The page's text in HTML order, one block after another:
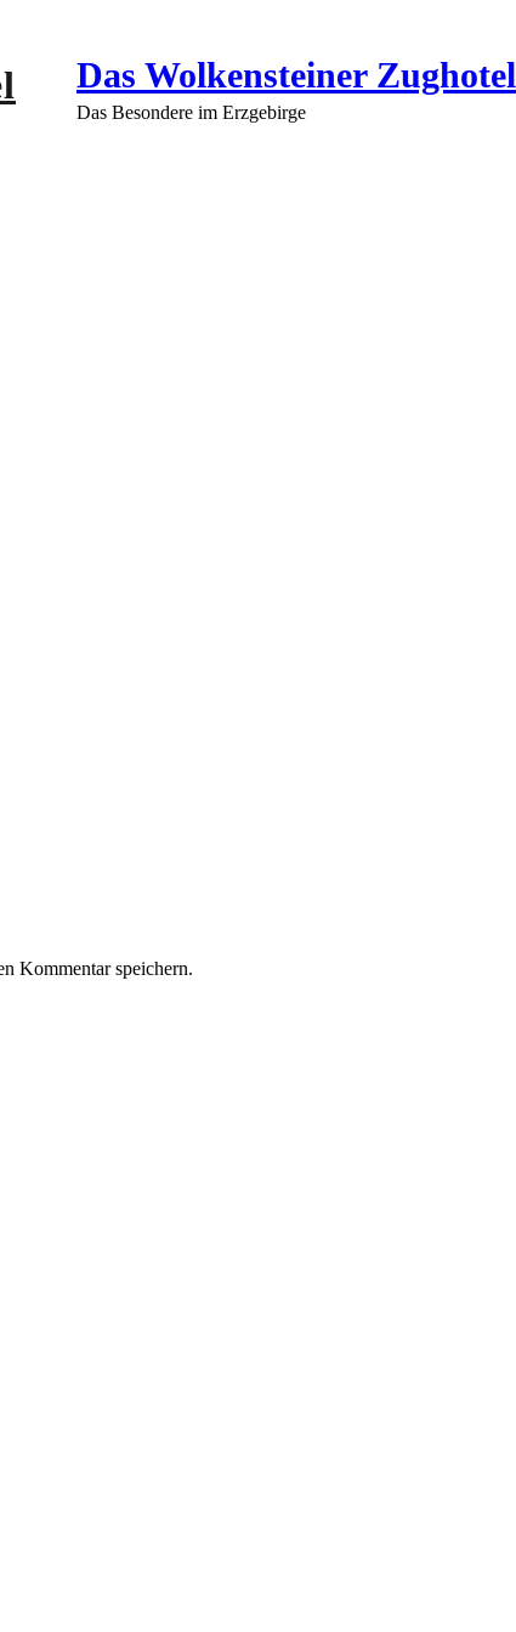
Das Wolkensteiner Zughotel
Das Besondere im Erzgebirge
Kommentar speichern.